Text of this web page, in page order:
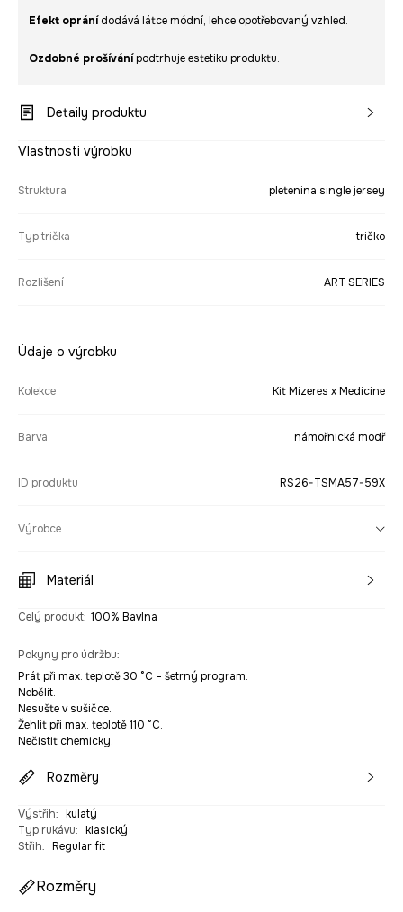
Efekt opránídodává látce módní, lehce opotřebovaný vzhled.
Ozdobné prošívánípodtrhuje estetiku produktu.
Detaily produktu
Vlastnosti výrobku
Struktura pletenina single jersey
Typ trička tričko
Rozlišení ART SERIES
Údaje o výrobku
Kolekce Kit Mizeres x Medicine
Barva námořnická modř
ID produktu RS26-TSMA57-59X
Výrobce
Materiál
Celý produkt: 100% Bavlna
Pokyny pro údržbu:
Prát při max. teplotě 30 °C – šetrný program.
Nebělit.
Nesušte v sušičce.
Žehlit při max. teplotě 110 °C.
Nečistit chemicky.
Rozměry
Výstřih: kulatý
Typ rukávu: klasický
Střih: Regular fit
Rozměry